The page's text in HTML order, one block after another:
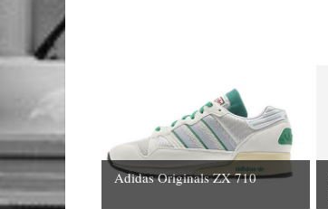
Adidas Originals ZX 710